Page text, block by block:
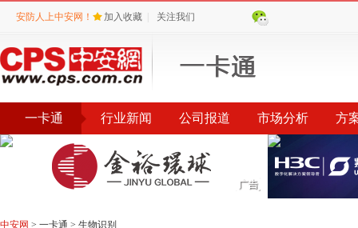
安防人上中安网！ 加入收藏 关注我们
一卡通 行业新闻 公司报道 市场分析 方
中安网 > 一卡通 > 生物识别